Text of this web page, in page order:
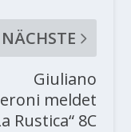
NÄCHSTE
Giuliano
meldet
Rustica“ 8C